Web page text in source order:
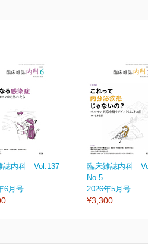
誌内科 Vol.137
6月号
臨床雑誌内科
No.5
2026年5月号
¥3,300